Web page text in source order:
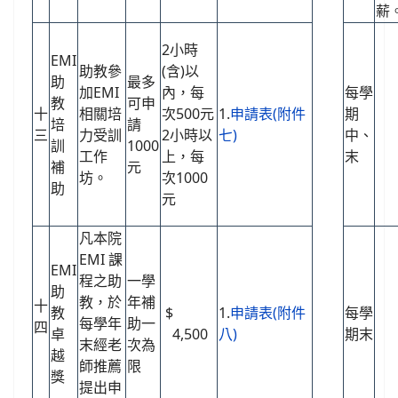
薪
十
三
EMI
助
教
培
訓
補
助
助教參
加EMI
相關培
力受訓
工作
坊。
最多
可申
請
1000
元
2小時
(含)以
內，每
次500元
2小時以
上，每
次1000
元
1.申請表(附件
七)
每學
期
中、
末
十
四
EMI
助
教
卓
越
獎
凡本院
EMI 課
程之助
教，於
每學年
末經老
師推薦
提出申
一學
年補
助一
次為
限
$
4,500
1.申請表(附件
八)
每學
期末